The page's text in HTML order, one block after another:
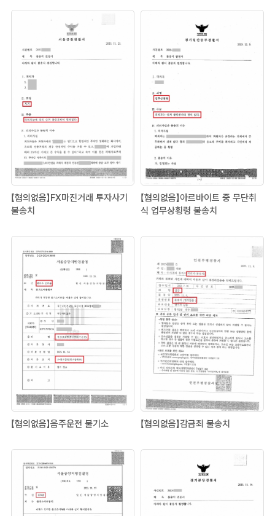
【혐의없음】FX마진거래 투자사기
불송치
【혐의없음】아르바이트 중 무단취
식 업무상횡령 불송치
【혐의없음】음주운전 불기소 【혐의없음】감금죄 불송치